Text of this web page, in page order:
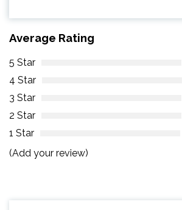
Average Rating
5 Star
4 Star
3 Star
2 Star
1 Star
(Add your review)